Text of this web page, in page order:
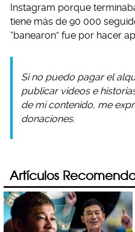
Instagram porque
tiene más de 90 000
“banearon” fue por hacer
Si no puedo pagar el
publicar videos e
de mi contenido, me
donaciones.
Artículos